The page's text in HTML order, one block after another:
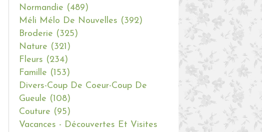
Normandie (489)
Méli Mélo De Nouvelles (392)
Broderie (325)
Nature (321)
Fleurs (234)
Famille (153)
Divers-Coup De Coeur-Coup De
Gueule (108)
Couture (95)
Vacances - Découvertes Et Visites